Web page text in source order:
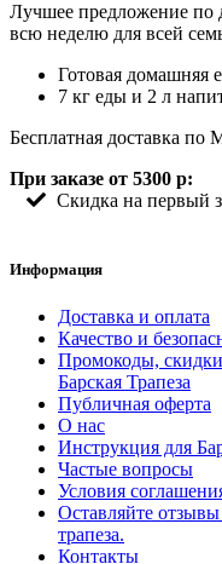
Лучшее предложение по
всю неделю для всей
Готовая домашняя
7 кг еды и 2 л
Бесплатная доставка
При заказе от 5300 р:
Скидка на первый
Информация
Доставка и оплата
Качество и
Промокоды,
Барская Трапеза
Публичная оферта
О нас
Инструкция для
Частые вопросы
Условия
Оставляйте
трапеза.
Контакты